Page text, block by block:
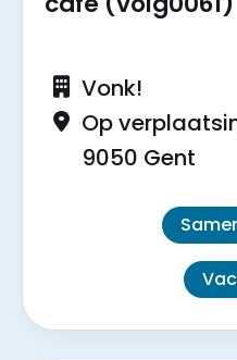
Vonk!
Op
9050 Gent